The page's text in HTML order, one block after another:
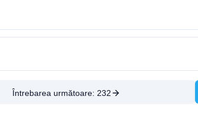
Întrebarea următoare: 232